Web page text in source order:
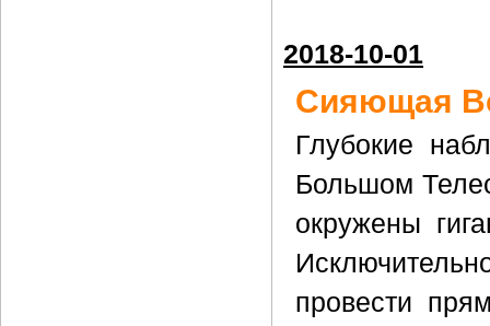
2018-10-01
Сияющая
Глубокие
Большом
окружены
провести